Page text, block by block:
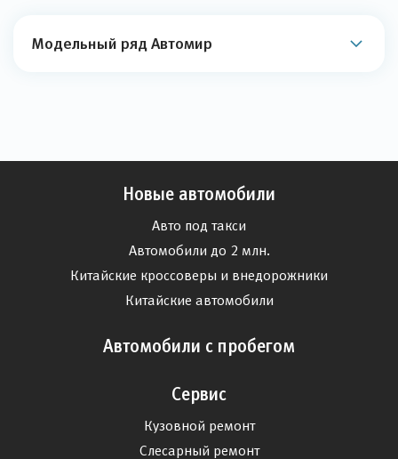
Модельный ряд Автомир
Новые автомобили
Авто под такси
Автомобили до 2 млн.
Китайские кроссоверы и внедорожники
Китайские автомобили
Автомобили с пробегом
Сервис
Кузовной ремонт
Слесарный ремонт